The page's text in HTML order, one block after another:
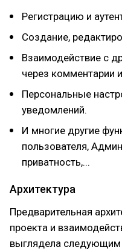
Регистрацию и
Создание,
Взаимодействие с
через комментарии
Персональные
уведомлений.
И многие другие
пользователя,
приватность,...
Архитектура
Предварительная
проекта и
выглядела